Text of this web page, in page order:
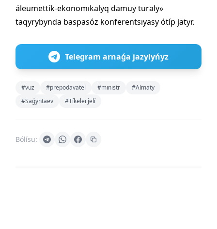
áleumettík-ekonomıkalyq damuy turaly»
taqyrybynda baspasóz konferentsıyasy ótíp jatyr.
Telegram arnaǵa jazylyńyz
#vuz #prepodavatel #mınıstr
#Almaty
#Saǵyntaev
#Tíkeleı jelí
Bólísu: